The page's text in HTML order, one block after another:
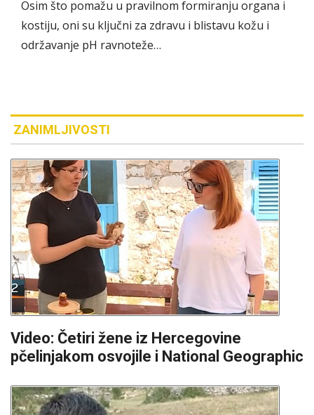
Osim što pomažu u pravilnom formiranju organa i
kostiju, oni su ključni za zdravu i blistavu kožu i
održavanje pH ravnoteže…
ZANIMLJIVOSTI
Video: Četiri žene iz Hercegovine
pčelinjakom osvojile i National Geographic